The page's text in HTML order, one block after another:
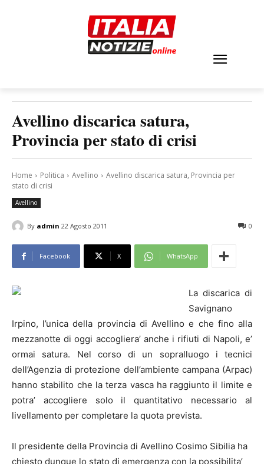
Avellino discarica satura,
Provincia per stato di crisi
Home Politica Avellino
Avellino discarica satura, Provincia per
stato di crisi
Avellino
By admin 22 Agosto 2011 0
Facebook X WhatsApp
La discarica di
Savignano
Irpino, l’unica della provincia di Avellino e che fino alla
mezzanotte di oggi accogliera’ anche i rifiuti di Napoli, e’
ormai satura. Nel corso di un sopralluogo i tecnici
dell’Agenzia di protezione dell’ambiente campana (Arpac)
hanno stabilito che la terza vasca ha raggiunto il limite e
potra’ accogliere solo il quantitativo necessario al
livellamento per completare la quota prevista.
Il presidente della Provincia di Avellino Cosimo Sibilia ha
chiesto dunque lo stato di emergenza con la possibilita’